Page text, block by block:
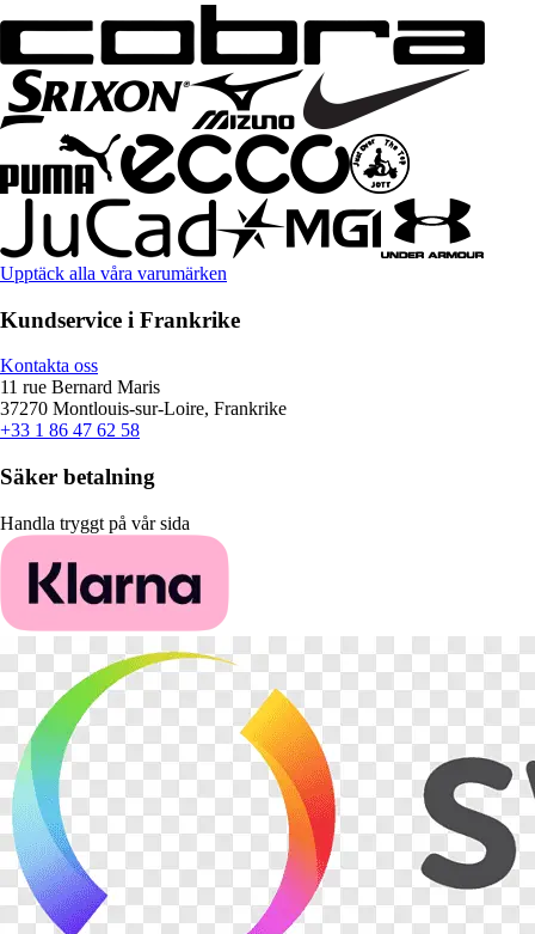
Upptäck alla våra varumärken
Kundservice i Frankrike
Kontakta oss
11 rue Bernard Maris
37270 Montlouis-sur-Loire, Frankrike
+33 1 86 47 62 58
Säker betalning
Handla tryggt på vår sida